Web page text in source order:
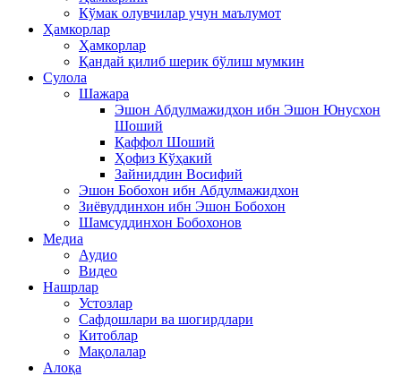
Кўмак олувчилар учун маълумот
Ҳамкорлар
Ҳамкорлар
Қандай қилиб шерик бўлиш мумкин
Сулола
Шажара
Эшон Абдулмажидхон ибн Эшон Юнусхон
Шоший
Қаффол Шоший
Ҳофиз Кўҳакий
Зайниддин Восифий
Эшон Бобохон ибн Абдулмажидхон
Зиёвуддинхон ибн Эшон Бобохон
Шамсуддинхон Бобохонов
Медиа
Аудио
Видео
Нашрлар
Устозлар
Сафдошлари ва шогирдлари
Китоблар
Мақолалар
Алоқа